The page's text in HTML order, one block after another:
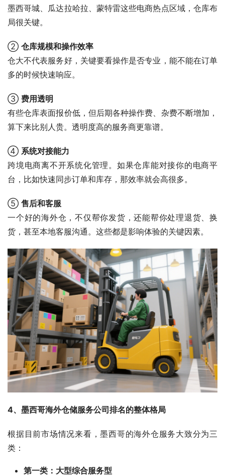
墨西哥城、瓜达拉哈拉、蒙特雷这些电商热点区域，仓库布
局很关键。
② 仓库规模和操作效率
仓大不代表服务好，关键要看操作是否专业，能不能在订单
多的时候快速响应。
③ 费用透明
有些仓库表面报价低，但后期各种操作费、杂费不断增加，
算下来比别人贵。透明度高的服务商更靠谱。
④ 系统对接能力
跨境电商离不开系统化管理。如果仓库能对接你的电商平
台，比如快速同步订单和库存，那效率就会高很多。
⑤ 售后和客服
一个好的海外仓，不仅帮你发货，还能帮你处理退货、换
货，甚至本地客服沟通。这些都是影响体验的关键因素。
4、墨西哥海外仓储服务公司排名的整体格局
根据目前市场情况来看，墨西哥的海外仓服务大致分为三
类：
第一类：大型综合服务型